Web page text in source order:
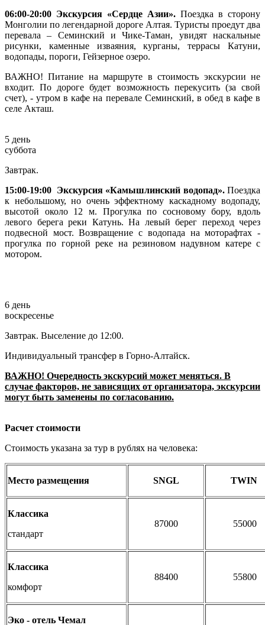
06:00-20:00 Экскурсия «Сердце Азии». Поездка в сторону
Монголии по легендарной дороге Алтая. Туристы проедут два
перевала – Семинский и Чике-Таман, увидят наскальные
рисунки, каменные изваяния, курганы, террасы Катуни,
водопады, пороги, Гейзерное озеро.
ВАЖНО! Питание на маршруте в стоимость экскурсии не
входит. По дороге будет возможность перекусить (за свой
счет), - утром в кафе на перевале Семинский, в обед в кафе в
селе Акташ.
5 день
суббота
Завтрак.
15:00-19:00 Экскурсия «Камышлинский водопад». Поездка
к небольшому, но очень эффектному каскадному водопаду,
высотой около 12 м. Прогулка по сосновому бору, вдоль
левого берега реки Катунь. На левый берег переход через
подвесной мост. Возвращение с водопада на моторафтах -
прогулка по горной реке на резиновом надувном катере с
мотором.
6 день
воскресенье
Завтрак. Выселение до 12:00.
Индивидуальный трансфер в Горно-Алтайск.
ВАЖНО! Очередность экскурсий может меняться. В
случае факторов, не зависящих от организатора, экскурсии
могут быть заменены по согласованию.
Расчет стоимости
Стоимость указана за тур в рублях на человека:
Место размещения SNGL TWIN
Классика
стандарт
87000 55000
Классика
комфорт
88400 55800
Эко - отель Чемал